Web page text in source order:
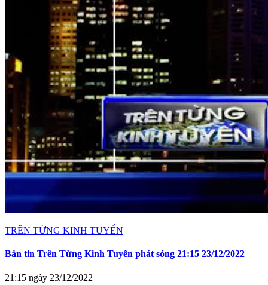
TRÊN TỪNG KINH TUYẾN
Bản tin Trên Từng Kinh Tuyến phát sóng 21:15 23/12/2022
21:15 ngày 23/12/2022